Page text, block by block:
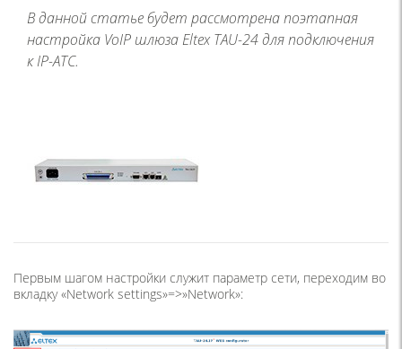
В данной статье будет рассмотрена поэтапная
настройка VoIP шлюза Eltex TAU-24 для подключения
к IP-АТС.
Первым шагом настройки служит параметр сети, переходим во
вкладку «Network settings»=>»Network»: